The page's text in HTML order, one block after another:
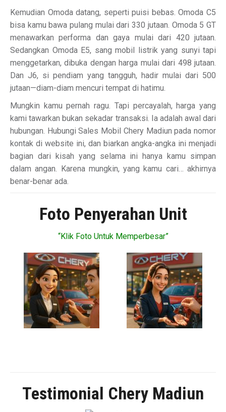
Kemudian Omoda datang, seperti puisi bebas. Omoda C5
bisa kamu bawa pulang mulai dari 330 jutaan. Omoda 5 GT
menawarkan performa dan gaya mulai dari 420 jutaan.
Sedangkan Omoda E5, sang mobil listrik yang sunyi tapi
menggetarkan, dibuka dengan harga mulai dari 498 jutaan.
Dan J6, si pendiam yang tangguh, hadir mulai dari 500
jutaan—diam-diam mencuri tempat di hatimu.
Mungkin kamu pernah ragu. Tapi percayalah, harga yang
kami tawarkan bukan sekadar transaksi. Ia adalah awal dari
hubungan. Hubungi Sales Mobil Chery Madiun pada nomor
kontak di website ini, dan biarkan angka-angka ini menjadi
bagian dari kisah yang selama ini hanya kamu simpan
dalam angan. Karena mungkin, yang kamu cari… akhirnya
benar-benar ada.
Foto Penyerahan Unit
“Klik Foto Untuk Memperbesar”
Testimonial Chery Madiun